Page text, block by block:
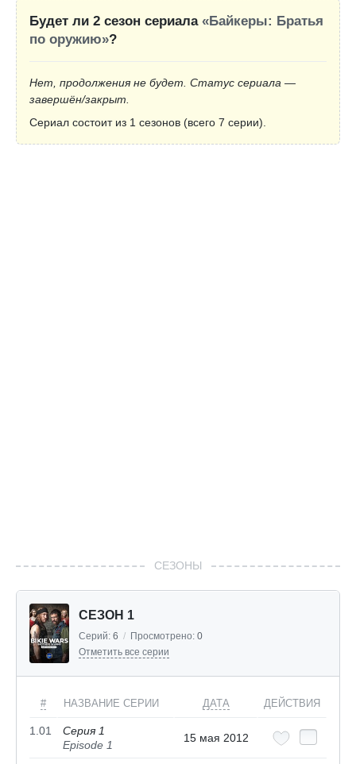
Будет ли 2 сезон сериала «Байкеры: Братья
по оружию»?
Нет, продолжения не будет. Статус сериала —
завершён/закрыт.
Сериал состоит из 1 сезонов (всего 7 серии).
СЕЗОНЫ
СЕЗОН 1
Серий: 6 / Просмотрено: 0
Отметить все серии
# НАЗВАНИЕ СЕРИИ ДАТА ДЕЙСТВИЯ
1.01
Серия 1
Episode 1
15 мая 2012